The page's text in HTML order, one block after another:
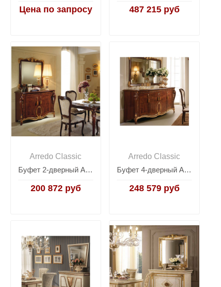
Цена по запросу 487 215 руб
Arredo Classic
Буфет 2-дверный Arredo Classic Donatello
200 872 руб
Arredo Classic
Буфет 4-дверный Arredo Classic Donatello
248 579 руб